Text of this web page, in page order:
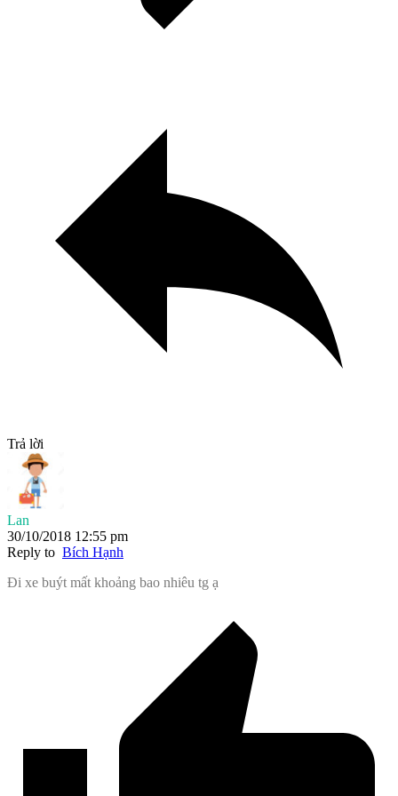
Trả lời
Lan
30/10/2018 12:55 pm
Reply to Bích Hạnh
Đi xe buýt mất khoảng bao nhiêu tg ạ